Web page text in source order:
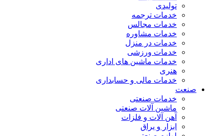
تولیدی
خدمات ترجمه
خدمات مجالس
خدمات مشاوره
خدمات در منزل
خدمات ورزشی
خدمات ماشین های اداری
هنری
خدمات مالی و حسابداری
صنعت
خدمات صنعتی
ماشین آلات صنعتی
آهن آلات و فلزات
ابزار و یراق